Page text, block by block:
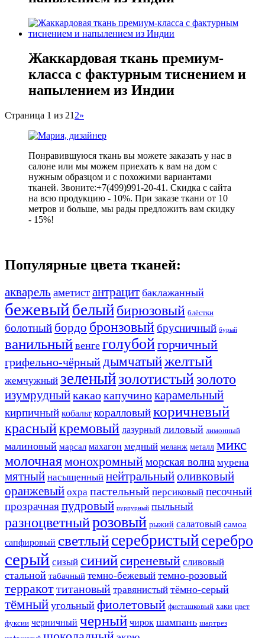
Жаккардовая ткань премиум-
класса с фактурным тиснением и
напылением из Индии
Страница 1 из 21 2»
Понравившуюся ткань вы можете заказать у нас в
салоне или мы можем приехать к вам на дом с
нужным образцом и с похожими вариантами
тканей. Звоните:+7(499)991-20-41. Скидка с сайта
на всю продукцию - 10%. При заказе ткани от 10
метров и больше, мы рады предложить вам скидку
- 15%!
Популярные цвета тканей:
акварель аметистантрацит баклажанный
бежевый белыйбирюзовый блёстки
болотный бордо бронзовыйбрусничный бурый
ванильный венге голубойгорчичный
грифельно-чёрный дымчатыйжелтый
жемчужный зеленыйзолотистыйзолото
изумрудныйкакаокапучинокарамельный
кирпичный кобальт коралловыйкоричневый
красныйкремовый лазурный лиловый лимонный
малиновый марсал махагон медный меланж металл микс
молочнаямонохромныйморская волна мурена
мятный насыщенный нейтральныйоливковый
оранжевый охра пастельный персиковый песочный
прозрачнаяпудровый пурпурный пыльный
разноцветныйрозовый рыжий салатовый самоа
сапфировый светлыйсеребристыйсеребро
серый сизый синийсиреневый сливовый
стальной табачный темно-бежевый темно-розовый
терракоттитановый травянистый тёмно-серый
тёмный угольный фиолетовый фисташковый хаки цвет
фуксии черничный черный чирок шампань шартрез